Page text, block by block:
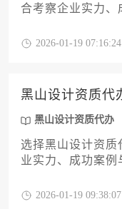
合考察企业实力、
策。2026-01-19 07:16:24
黑山设计资质代
黑山设计资质代办
选择黑山设计资质
业实力、成功案例
自身设计业务定
2026-01-19 09:38:07